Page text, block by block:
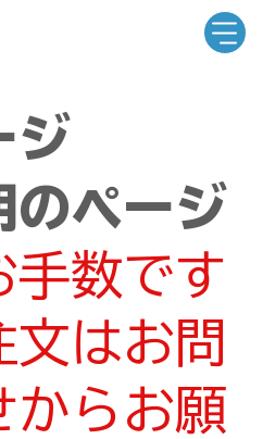
ジ
のページ
手数です
文はお問
からお願